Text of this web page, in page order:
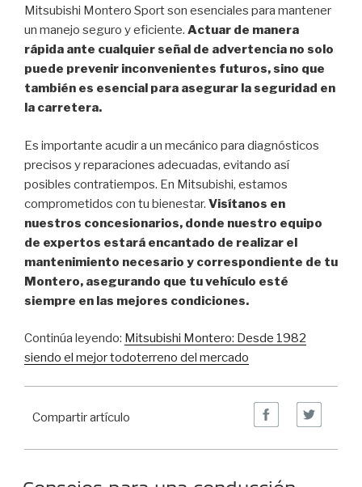
Mitsubishi Montero Sport son esenciales para mantener
un manejo seguro y eficiente. Actuar de manera
rápida ante cualquier señal de advertencia no solo
puede prevenir inconvenientes futuros, sino que
también es esencial para asegurar la seguridad en
la carretera.
Es importante acudir a un mecánico para diagnósticos
precisos y reparaciones adecuadas, evitando así
posibles contratiempos. En Mitsubishi, estamos
comprometidos con tu bienestar. Visítanos en
nuestros concesionarios, donde nuestro equipo
de expertos estará encantado de realizar el
mantenimiento necesario y correspondiente de tu
Montero, asegurando que tu vehículo esté
siempre en las mejores condiciones.
Continúa leyendo: Mitsubishi Montero: Desde 1982
siendo el mejor todoterreno del mercado
Compartir artículo